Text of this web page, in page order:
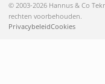
© 2003-2026 Hannus & Co
rechten voorbehouden.
PrivacybeleidCookies